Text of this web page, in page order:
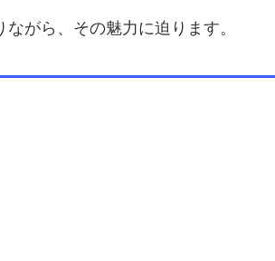
がら、その魅力に迫ります。